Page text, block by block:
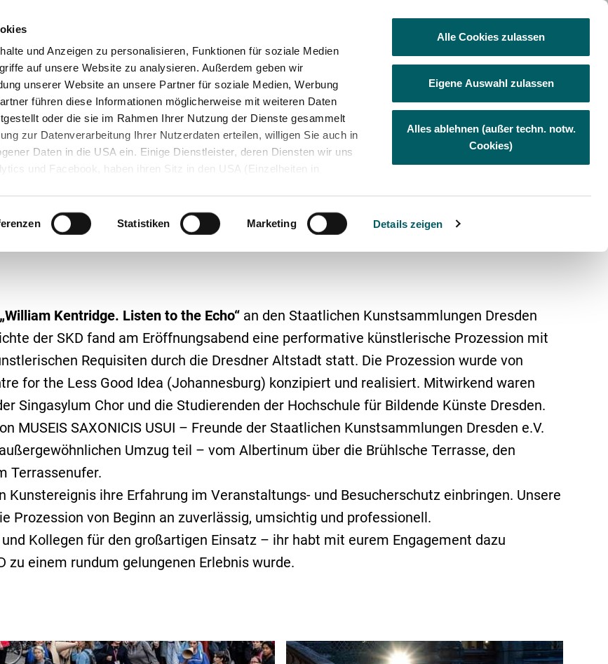
und Anzeigen zu personalisieren, Funktionen für soziale Medien
auf unsere Website zu analysieren. Außerdem geben wir
unserer Website an unsere Partner für soziale Medien, Werbung
führen diese Informationen möglicherweise mit weiteren Daten
oder die sie im Rahmen Ihrer Nutzung der Dienste gesammelt
zur Datenverarbeitung Ihrer Nutzerdaten erteilen, willigen Sie auch in
Daten in die USA ein. Einige Dienstleister, deren Diensten wir uns
und Facebook, haben ihren Sitz in den USA (Einzelheiten in
s/) gegenwärtig im Einklang mit dem
klicken.
Richtlinie | Impressum
werden durch uns eingesetzt:
Statistiken Marketing Details zeigen
Alle Cookies zulassen
Eigene Auswahl zulassen
Alles ablehnen (außer techn. notw.
Cookies)
Besuchen Sie uns auf Facebook
Visit us at Linkedin
Visit us at XingBesuchen Sie uns
Besuchen
Startseite Dienstleistungen
Alarmanlage
Wachbuch
Mobile Sicherheit
Alarmverfolgung &
Interventionsdienst
Geld- & Werttransport
Mobile Baustellenbewachung
Urlaubsservice
Weitere Dienstleistungen
Arbeitnehmerüberlassung
Arbeitsschutz
Betriebs- und Werkfeuerwehr
Betrieblicher Rettungsdienst
Bundeswehrliegenschaften
Unternehmen
Nachhaltigkeit Umweltschutz
(HinSchG
Weiterbildung und Quereinstieg
Jobbörse
SKD-Prozession „Foot Power“ in
„William Kentridge. Listen to the Echo“ an den Staatlichen Kunstsammlungen Dresden
der SKD fand am Eröffnungsabend eine performative künstlerische Prozession mit
Requisiten durch die Dresdner Altstadt statt. Die Prozession wurde von
for the Less Good Idea (Johannesburg) konzipiert und realisiert. Mitwirkend waren
Singasylum Chor und die Studierenden der Hochschule für Bildende Künste Dresden.
MUSEIS SAXONICIS USUI – Freunde der Staatlichen Kunstsammlungen Dresden e.V.
Umzug teil – vom Albertinum über die Brühlsche Terrasse, den
Terrassenufer.
Kunstereignis ihre Erfahrung im Veranstaltungs- und Besucherschutz einbringen. Unsere
von Beginn an zuverlässig, umsichtig und professionell.
Kollegen für den großartigen Einsatz – ihr habt mit eurem Engagement dazu
zu einem rundum gelungenen Erlebnis wurde.